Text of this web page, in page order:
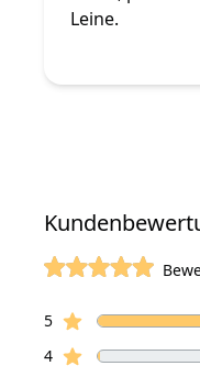
Leine.
Bewertungen
5Sterne
4Sterne